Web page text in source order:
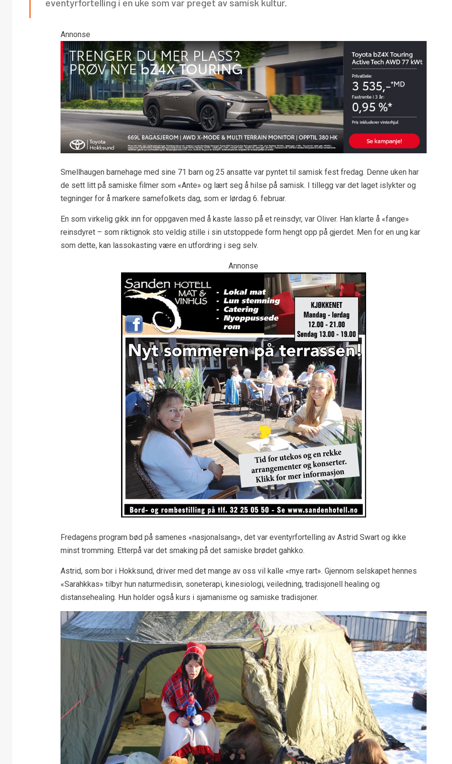
eventyrfortelling i en uke som var preget av samisk kultur.
Annonse
Smellhaugen barnehage med sine 71 barn og 25 ansatte var pyntet til samisk fest fredag. Denne uken har
de sett litt på samiske filmer som «Ante» og lært seg å hilse på samisk. I tillegg var det laget islykter og
tegninger for å markere samefolkets dag, som er lørdag 6. februar.
En som virkelig gikk inn for oppgaven med å kaste lasso på et reinsdyr, var Oliver. Han klarte å «fange»
reinsdyret – som riktignok sto veldig stille i sin utstoppede form hengt opp på gjerdet. Men for en ung kar
som dette, kan lassokasting være en utfordring i seg selv.
Annonse
Fredagens program bød på samenes «nasjonalsang», det var eventyrfortelling av Astrid Swart og ikke
minst tromming. Etterpå var det smaking på det samiske brødet gahkko.
Astrid, som bor i Hokksund, driver med det mange av oss vil kalle «mye rart». Gjennom selskapet hennes
«Sarahkkas» tilbyr hun naturmedisin, soneterapi, kinesiologi, veiledning, tradisjonell healing og
distansehealing. Hun holder også kurs i sjamanisme og samiske tradisjoner.